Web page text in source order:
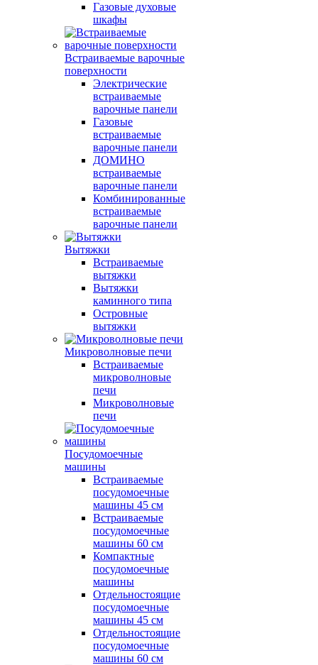
Газовые духовые
шкафы
Встраиваемые варочные
поверхности
Электрические
встраиваемые
варочные панели
Газовые
встраиваемые
варочные панели
ДОМИНО
встраиваемые
варочные панели
Комбинированные
встраиваемые
варочные панели
Вытяжки
Встраиваемые
вытяжки
Вытяжки
каминного типа
Островные
вытяжки
Микроволновые печи
Встраиваемые
микроволновые
печи
Микроволновые
печи
Посудомоечные
машины
Встраиваемые
посудомоечные
машины 45 см
Встраиваемые
посудомоечные
машины 60 см
Компактные
посудомоечные
машины
Отдельностоящие
посудомоечные
машины 45 см
Отдельностоящие
посудомоечные
машины 60 см